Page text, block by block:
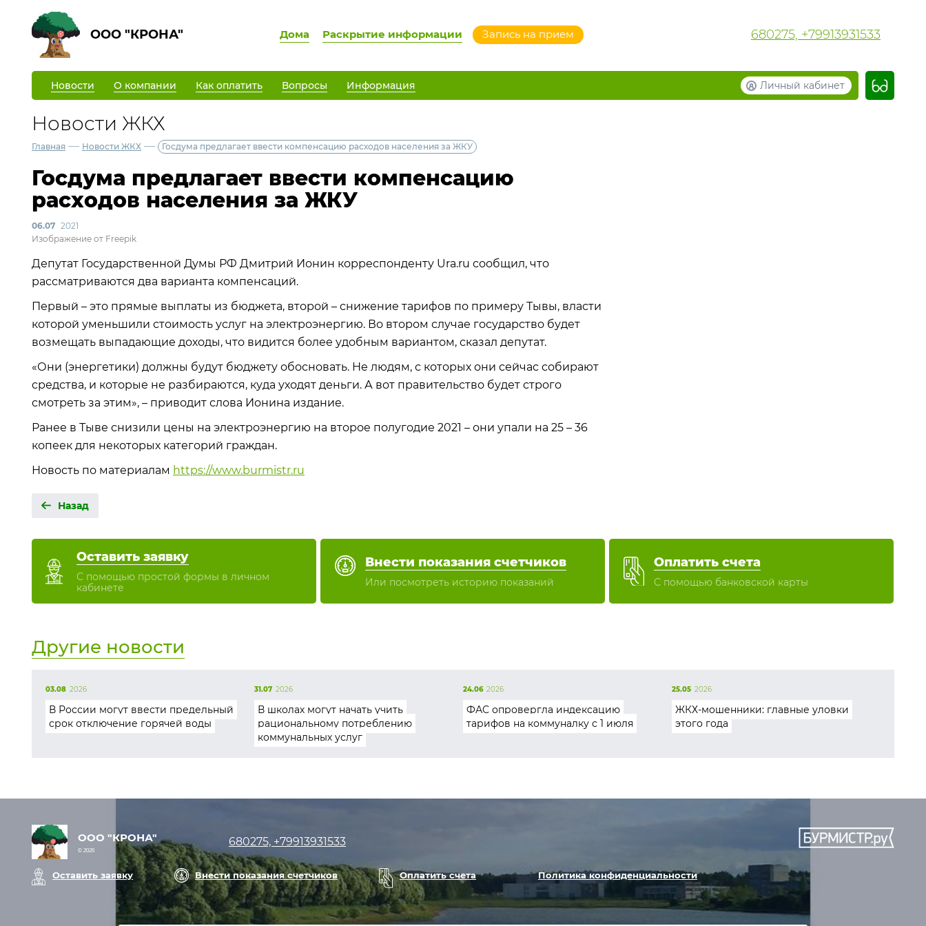
ООО "КРОНА" Дома Раскрытие информации Запись на прием 680275, +79913931533
Новости О компании Как оплатить Вопросы Информация Личный кабинет
Новости ЖКХ
Главная — Новости ЖКХ — Госдума предлагает ввести компенсацию расходов населения за ЖКУ
Госдума предлагает ввести компенсацию
расходов населения за ЖКУ
06.07 2021
Изображение от Freepik
Депутат Государственной Думы РФ Дмитрий Ионин корреспонденту Ura.ru сообщил, что
рассматриваются два варианта компенсаций.
Первый – это прямые выплаты из бюджета, второй – снижение тарифов по примеру Тывы, власти
которой уменьшили стоимость услуг на электроэнергию. Во втором случае государство будет
возмещать выпадающие доходы, что видится более удобным вариантом, сказал депутат.
«Они (энергетики) должны будут бюджету обосновать. Не людям, с которых они сейчас собирают
средства, и которые не разбираются, куда уходят деньги. А вот правительство будет строго
смотреть за этим», – приводит слова Ионина издание.
Ранее в Тыве снизили цены на электроэнергию на второе полугодие 2021 – они упали на 25 – 36
копеек для некоторых категорий граждан.
Новость по материалам https://www.burmistr.ru
Назад
Оставить заявку
С помощью простой формы в личном
кабинете
Внести показания счетчиков
Или посмотреть историю показаний
Оплатить счета
С помощью банковской карты
Другие новости
03.08 2026
В России могут ввести предельный
срок отключение горячей воды
31.07 2026
В школах могут начать учить
рациональному потреблению
коммунальных услуг
24.06 2026
ФАС опровергла индексацию
тарифов на коммуналку с 1 июля
25.05 2026
ЖКХ-мошенники: главные уловки
этого года
ООО "КРОНА"
© 2026
680275, +79913931533
Оставить заявку Внести показания счетчиков Оплатить счета Политика конфиденциальности